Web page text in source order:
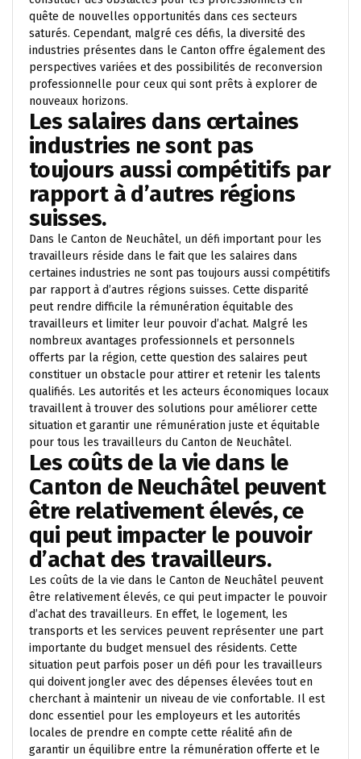
quête de nouvelles opportunités dans ces secteurs
saturés. Cependant, malgré ces défis, la diversité des
industries présentes dans le Canton offre également des
perspectives variées et des possibilités de reconversion
professionnelle pour ceux qui sont prêts à explorer de
nouveaux horizons.
Les salaires dans certaines
industries ne sont pas
toujours aussi compétitifs par
rapport à d’autres régions
suisses.
Dans le Canton de Neuchâtel, un défi important pour les
travailleurs réside dans le fait que les salaires dans
certaines industries ne sont pas toujours aussi compétitifs
par rapport à d’autres régions suisses. Cette disparité
peut rendre difficile la rémunération équitable des
travailleurs et limiter leur pouvoir d’achat. Malgré les
nombreux avantages professionnels et personnels
offerts par la région, cette question des salaires peut
constituer un obstacle pour attirer et retenir les talents
qualifiés. Les autorités et les acteurs économiques locaux
travaillent à trouver des solutions pour améliorer cette
situation et garantir une rémunération juste et équitable
pour tous les travailleurs du Canton de Neuchâtel.
Les coûts de la vie dans le
Canton de Neuchâtel peuvent
être relativement élevés, ce
qui peut impacter le pouvoir
d’achat des travailleurs.
Les coûts de la vie dans le Canton de Neuchâtel peuvent
être relativement élevés, ce qui peut impacter le pouvoir
d’achat des travailleurs. En effet, le logement, les
transports et les services peuvent représenter une part
importante du budget mensuel des résidents. Cette
situation peut parfois poser un défi pour les travailleurs
qui doivent jongler avec des dépenses élevées tout en
cherchant à maintenir un niveau de vie confortable. Il est
donc essentiel pour les employeurs et les autorités
locales de prendre en compte cette réalité afin de
garantir un équilibre entre la rémunération offerte et le